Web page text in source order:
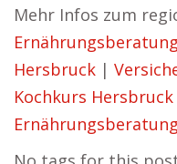
Mehr Infos zum
Hersbruck |
Kochkurs Hersbruck